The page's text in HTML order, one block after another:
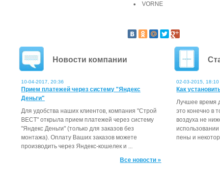
VORNE
Новости компании
10-04-2017, 20:36
Прием платежей через систему "Яндекс
Деньги"
Для удобства наших клиентов, компания "Строй
ВЕСТ" открыла прием платежей через систему
"Яндекс Деньги" (только для заказов без
монтажа). Оплату Ваших заказов можете
производить через Яндекс-кошелек и ...
Все новости »
02-03-2015, 18:10
Как
Лучшее время
это конечно в
воздуха не
пены и